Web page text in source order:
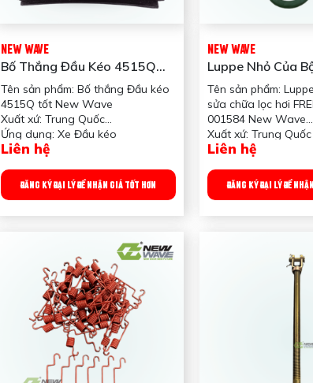
NEW WAVE
Bố Thắng Đầu Kéo 4515Q
Tốt New Wave
Tên sản phẩm: Bố thắng Đầu kéo
4515Q tốt New Wave
Xuất xứ: Trung Quốc
Ứng dụng: Xe Đầu kéo
Công dụng sản phẩm: Tạo ma sát
Trọng lượng: 2,200 gram
Quy chuẩn đóng gói: 16 miếng/
Liên hệ
ĐĂNG KÝ ĐẠI LÝ ĐỂ NHẬN GIÁ TỐT HƠN
NEW WAVE
Luppe Nhỏ Của
Lọc Hơi
001584 New
Tên sản phẩm:
sửa chữa lọc hơi
001584 New Wave
Xuất xứ: Trung Quốc
Ứng dụng: Dùng cho
nước
Trọng lượng: 10 gram
Liên hệ
ĐĂNG KÝ ĐẠI LÝ ĐỂ